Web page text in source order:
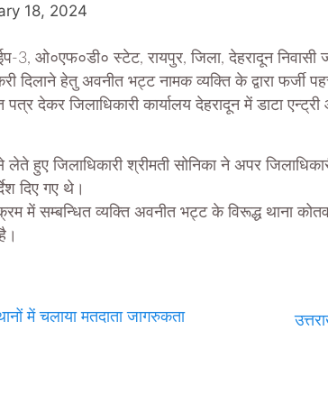
18, 2024
3, ओ०एफ०डी० स्टेट, रायपुर, जिला, देहरादून
दिलाने हेतु अवनीत भट्ट नामक व्यक्ति के द्वारा फर्जी
पत्र देकर जिलाधिकारी कार्यालय देहरादून में डाटा
हुए जिलाधिकारी श्रीमती सोनिका ने अपर
दिए गए थे।
में सम्बन्धित व्यक्ति अवनीत भट्ट के विरूद्ध थाना
में चलाया मतदाता जागरुकता